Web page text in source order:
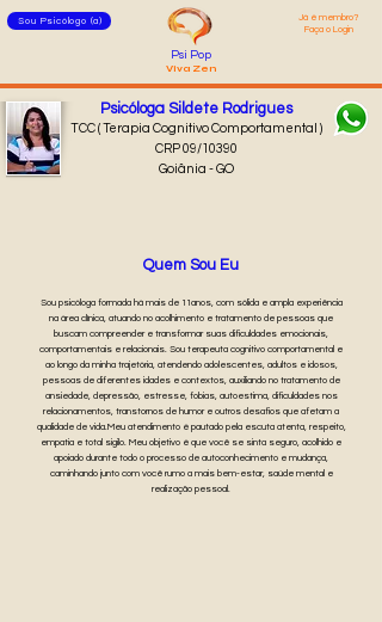
Sou Psicólogo (a)
Já é membro?
Faça o Login
Psi Pop
Viva Zen
Psicóloga Sildete Rodrigues
TCC ( Terapia Cognitivo Comportamental )
CRP 09/10390
Goiânia - GO
Quem Sou Eu
Sou psicóloga formada há mais de 11anos, com sólida e ampla experiência
na área clínica, atuando no acolhimento e tratamento de pessoas que
buscam compreender e transformar suas dificuldades emocionais,
comportamentais e relacionais. Sou terapeuta cognitivo comportamental e
ao longo da minha trajetória, atendendo adolescentes, adultos e idosos,
pessoas de diferentes idades e contextos, auxiliando no tratamento de
ansiedade, depressão, estresse, fobias, autoestima, dificuldades nos
relacionamentos, transtornos de humor e outros desafios que afetam a
qualidade de vida.Meu atendimento é pautado pela escuta atenta, respeito,
empatia e total sigilo. Meu objetivo é que você se sinta seguro, acolhido e
apoiado durante todo o processo de autoconhecimento e mudança,
caminhando junto com você rumo a mais bem-estar, saúde mental e
realização pessoal.